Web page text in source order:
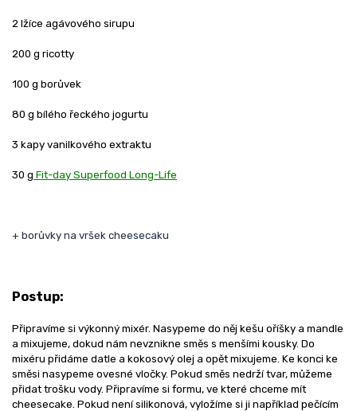
2 lžíce agávového sirupu
200 g ricotty
100 g borůvek
80 g bílého řeckého jogurtu
3 kapy vanilkového extraktu
30 g Fit-day Superfood Long-Life
+ borůvky na vršek cheesecaku
Postup:
Připravíme si výkonný mixér. Nasypeme do něj kešu oříšky a mandle
a mixujeme, dokud nám nevznikne směs s menšími kousky. Do
mixéru přidáme datle a kokosový olej a opět mixujeme. Ke konci ke
směsi nasypeme ovesné vločky. Pokud směs nedrží tvar, můžeme
přidat trošku vody. Připravíme si formu, ve které chceme mít
cheesecake. Pokud není silikonová, vyložíme si ji například pečícím